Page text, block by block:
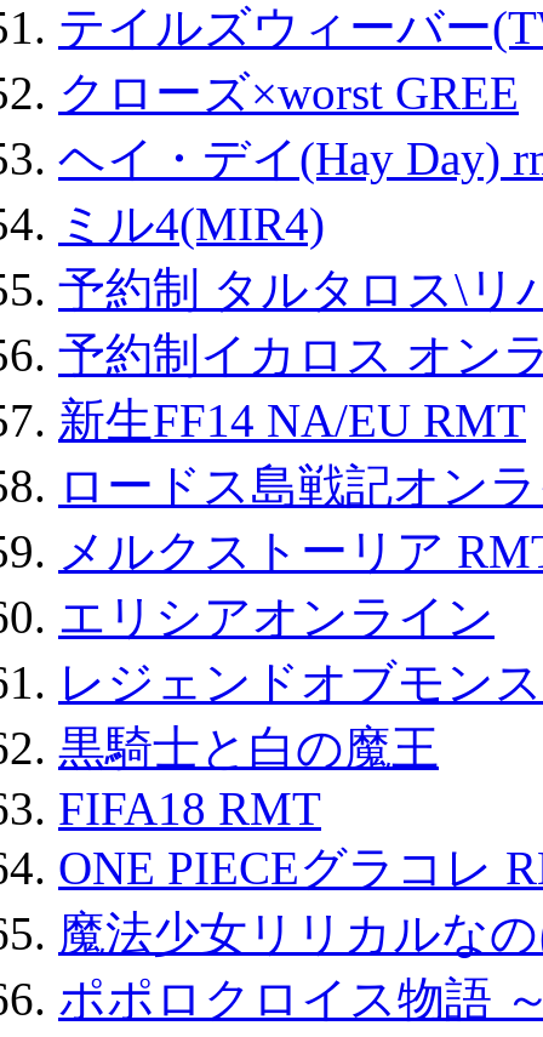
テイルズウィーバー
クローズ×worst GREE
ヘイ・デイ(Hay Day)
ミル4(MIR4)
予約制 タルタロス\リ
予約制イカロス オン
新生FF14 NA/EU RMT
ロードス島戦記オン
メルクストーリア
エリシアオンライン
レジェンドオブモン
黒騎士と白の魔王
FIFA18 RMT
ONE PIECEグラコレ
魔法少女リリカルな
ポポロクロイス物語